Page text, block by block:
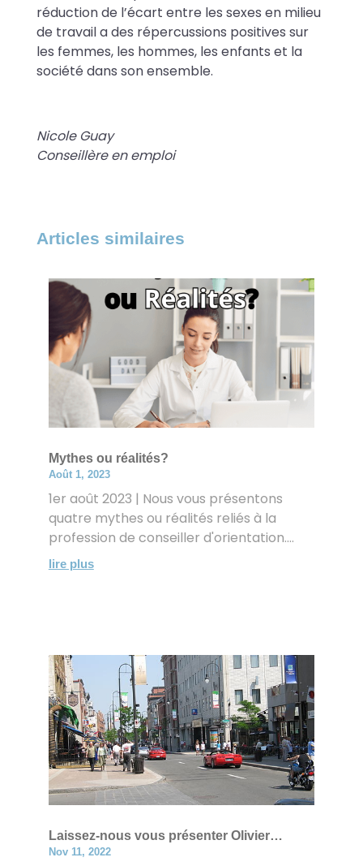
réduction de l’écart entre les sexes en milieu
de travail a des répercussions positives sur
les femmes, les hommes, les enfants et la
société dans son ensemble.
Nicole Guay
Conseillère en emploi
Articles similaires
Mythes ou réalités?
Août 1, 2023
1er août 2023 | Nous vous présentons
quatre mythes ou réalités reliés à la
profession de conseiller d'orientation....
lire plus
Laissez-nous vous présenter Olivier…
Nov 11, 2022